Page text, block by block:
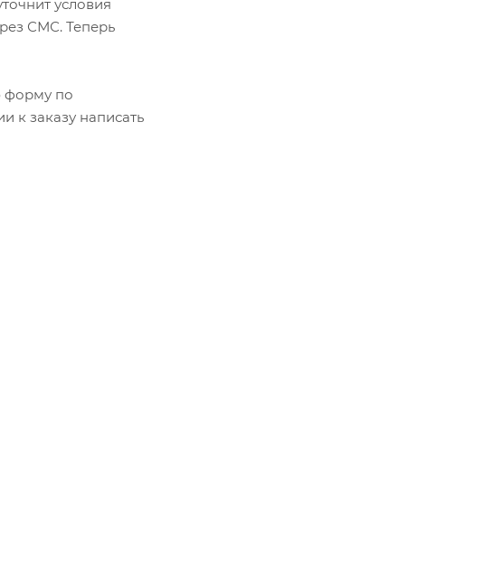
условия
СМС. Теперь
форму по
к заказу написать